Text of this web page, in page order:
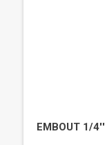
EMBOUT 1/